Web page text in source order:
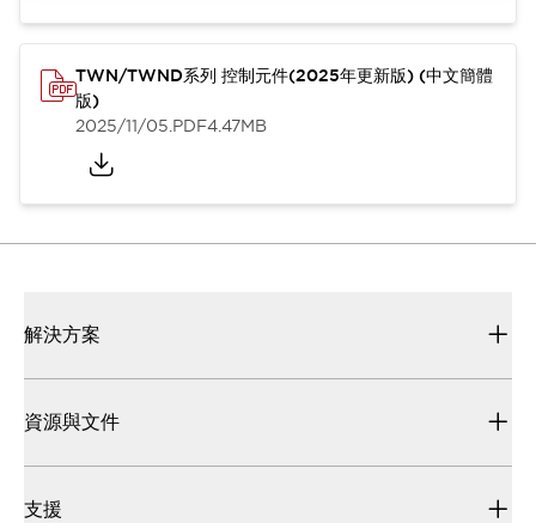
TWN/TWND系列 控制元件(2025年更新版) (中文簡體
版)
2025/11/05.PDF4.47MB
解決方案
資源與文件
支援